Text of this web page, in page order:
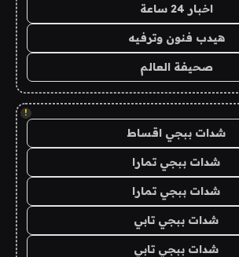
اخبار 24 ساعة
هيدب فنون وترفيه
صحيفة العالم
!
شدات ببجي اقساط
شدات ببجي تمارا
شدات ببجي تمارا
شدات ببجي تابي
شدات ببجي تابي